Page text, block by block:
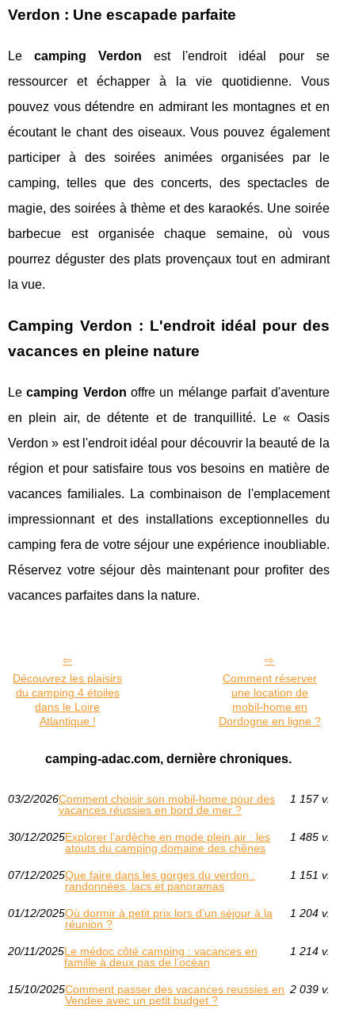
Verdon : Une escapade parfaite
Lecamping Verdon est l'endroit idéal pour se
ressourcer et échapper à la vie quotidienne. Vous
pouvez vous détendre en admirant les montagnes et en
écoutant le chant des oiseaux. Vous pouvez également
participer à des soirées animées organisées par le
camping, telles que des concerts, des spectacles de
magie, des soirées à thème et des karaokés. Une soirée
barbecue est organisée chaque semaine, où vous
pourrez déguster des plats provençaux tout en admirant
la vue.
Camping Verdon : L'endroit idéal pour des
vacances en pleine nature
Lecamping Verdon offre un mélange parfait d'aventure
en plein air, de détente et de tranquillité. Le « Oasis
Verdon » est l'endroit idéal pour découvrir la beauté de la
région et pour satisfaire tous vos besoins en matière de
vacances familiales. La combinaison de l'emplacement
impressionnant et des installations exceptionnelles du
camping fera de votre séjour une expérience inoubliable.
Réservez votre séjour dès maintenant pour profiter des
vacances parfaites dans la nature.
Découvrez les plaisirs
du camping 4 étoiles
dans le Loire
Atlantique !
Comment réserver
une location de
mobil-home en
Dordogne en ligne ?
camping-adac.com, dernière chroniques.
03/2/2026Comment choisir son mobil-home pour des
vacances réussies en bord de mer ?
1 157 v.
30/12/2025Explorer l’ardèche en mode plein air : les
atouts du camping domaine des chênes
1 485 v.
07/12/2025Que faire dans les gorges du verdon :
randonnées, lacs et panoramas
1 151 v.
01/12/2025Où dormir à petit prix lors d’un séjour à la
réunion ?
1 204 v.
20/11/2025Le médoc côté camping : vacances en
famille à deux pas de l’océan
1 214 v.
15/10/2025Comment passer des vacances reussies en
Vendee avec un petit budget ?
2 039 v.